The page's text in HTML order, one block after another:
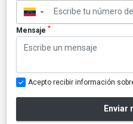
▼
Mensaje *
Acepto recibir información
Enviar